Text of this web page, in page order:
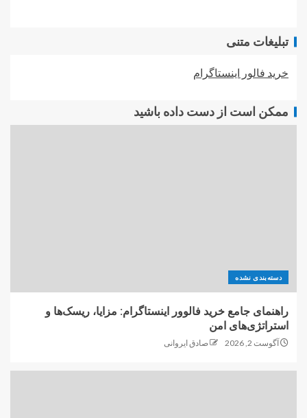
تبلیغات متنی
خرید فالور اینستاگرام
ممکن است از دست داده باشید
دسته‌بندی نشده
راهنمای جامع خرید فالوور اینستاگرام: مزایا، ریسک‌ها و
استراتژی‌های امن
آگوست 2, 2026 صادق ایروانی